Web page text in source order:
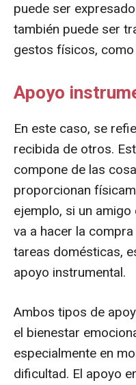
puede ser
también puede ser
gestos físicos, como
Apoyo
En este caso, se
recibida de otros.
compone de las
proporcionan
ejemplo, si un
va a hacer la
tareas domésticas,
apoyo instrumental.
Ambos tipos de
el bienestar
especialmente en
dificultad. El apoyo